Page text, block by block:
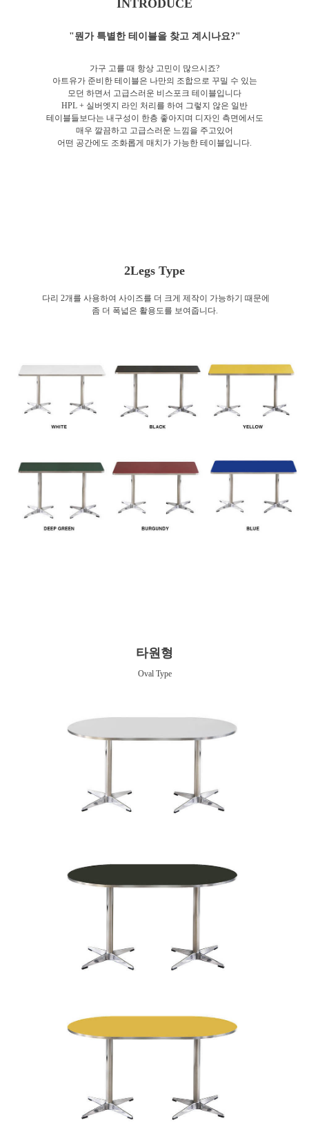
INTRODUCE
"뭔가 특별한 테이블을 찾고 계시나요?"
가구 고를 때 항상 고민이 많으시죠?
아트유가 준비한 테이블은 나만의 조합으로 꾸밀 수 있는
모던 하면서 고급스러운 비스포크 테이블입니다
HPL + 실버엣지 라인 처리를 하여 그렇지 않은 일반
테이블들보다는 내구성이 한층 좋아지며 디자인 측면에서도
매우 깔끔하고 고급스러운 느낌을 주고있어
어떤 공간에도 조화롭게 매치가 가능한 테이블입니다.
2Legs Type
다리 2개를 사용하여 사이즈를 더 크게 제작이 가능하기 때문에
좀 더 폭넓은 활용도를 보여줍니다.
타원형
Oval Type